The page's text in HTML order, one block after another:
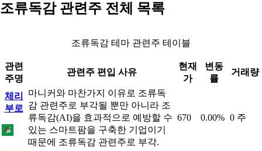
조류독감 관련주 전체 목록
조류독감 테마 관련주 테이블
관련
주명
관련주 편입 사유
현재
가
변동
률
거래량
체리
부로
마니커와 마찬가지 이유로 조류독
감 관련주로 부각될 뿐만 아니라 조
류독감(AI)을 효과적으로 예방할 수
있는 스마트팜을 구축한 기업이기
때문에 조류독감 관련주로 부각.
670 0.00% 0 주